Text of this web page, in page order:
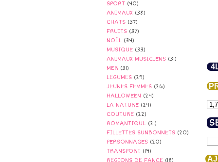
SPORT (40)
ANIMAUX (38)
CHATS (37)
FRUITS (37)
NOËL (34)
MUSIQUE (33)
ANIMAUX MUSICIENS (31)
MER (31)
LEGUMES (29)
JEUNES FEMMES (26)
HALLOWEEN (24)
LA NATURE (24)
COUTURE (22)
ROMANTIQUE (21)
FILLETTES SUNBONNETS (20)
PERSONNAGES (20)
TRANSPORT (19)
REGIONS DE FANCE (18)